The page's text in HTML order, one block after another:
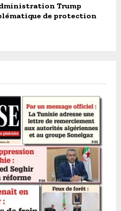
Trump
de protection